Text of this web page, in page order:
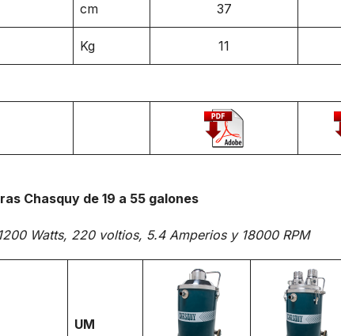
cm 37
Kg 11
Chasquy de 19 a 55 galones
Watts, 220 voltios, 5.4 Amperios y 18000 RPM
UM